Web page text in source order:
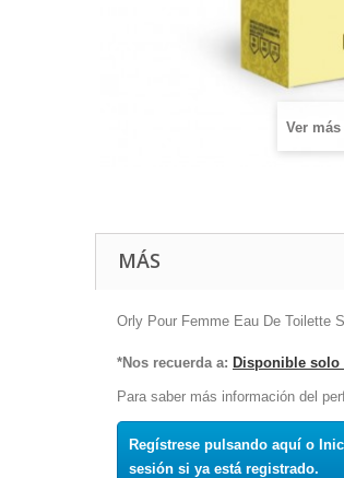
Ver
MÁS
Orly Pour Femme Eau De Toilette
*Nos recuerda a: Disponible solo
Para saber más información del
Regístrese pulsando aquí o
sesión si ya está registrado.